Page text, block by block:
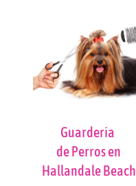
Guarderia
de Perros en
Hallandale Beach